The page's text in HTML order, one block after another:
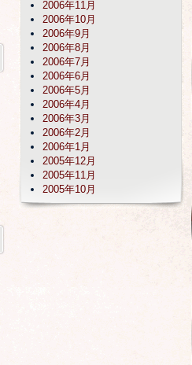
2006年11月
2006年10月
2006年9月
2006年8月
2006年7月
2006年6月
2006年5月
2006年4月
2006年3月
2006年2月
2006年1月
2005年12月
2005年11月
2005年10月